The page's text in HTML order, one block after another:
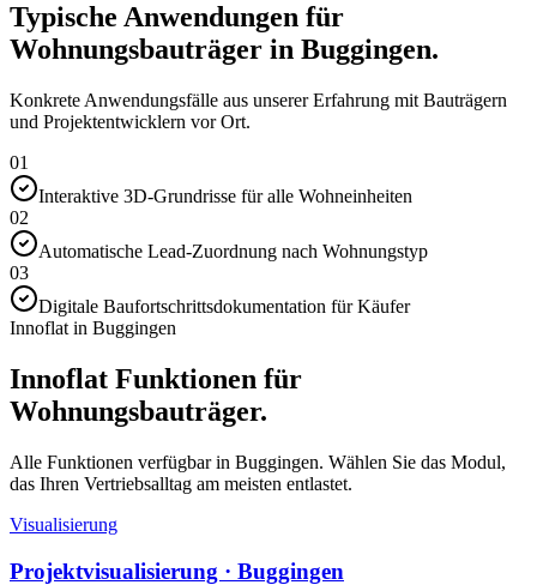
Typische Anwendungen für
Wohnungsbauträger in Buggingen.
Konkrete Anwendungsfälle aus unserer Erfahrung mit Bauträgern
und Projektentwicklern vor Ort.
01
Interaktive 3D-Grundrisse für alle Wohneinheiten
02
Automatische Lead-Zuordnung nach Wohnungstyp
03
Digitale Baufortschrittsdokumentation für Käufer
Innoflat in Buggingen
Innoflat Funktionen für
Wohnungsbauträger.
Alle Funktionen verfügbar in Buggingen. Wählen Sie das Modul,
das Ihren Vertriebsalltag am meisten entlastet.
Visualisierung
Projektvisualisierung · Buggingen